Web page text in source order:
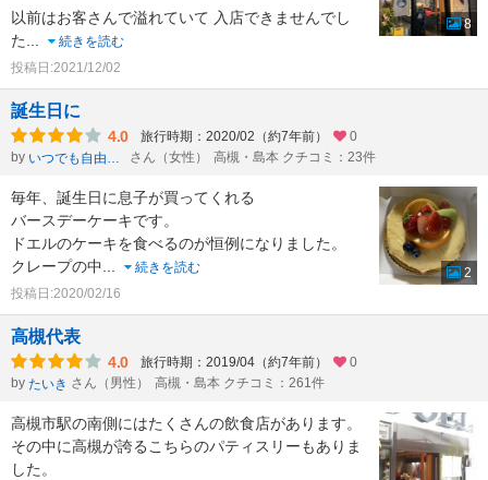
以前はお客さんで溢れていて 入店できませんでし
た...
続きを読む
投稿日:2021/12/02
8
誕生日に
4.0 旅行時期：2020/02（約7年前）
0
by
いつでも自由時間 さん（女性） 高槻・島本 クチコミ：23件
毎年、誕生日に息子が買ってくれる
バースデーケーキです。
ドエルのケーキを食べるのが恒例になりました。
クレープの中...
続きを読む
投稿日:2020/02/16
2
高槻代表
4.0 旅行時期：2019/04（約7年前）
0
by たいき さん（男性） 高槻・島本 クチコミ：261件
高槻市駅の南側にはたくさんの飲食店があります。
その中に高槻が誇るこちらのパティスリーもありま
した。